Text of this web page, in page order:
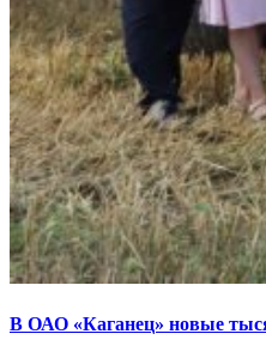
В ОАО «Каганец» новые